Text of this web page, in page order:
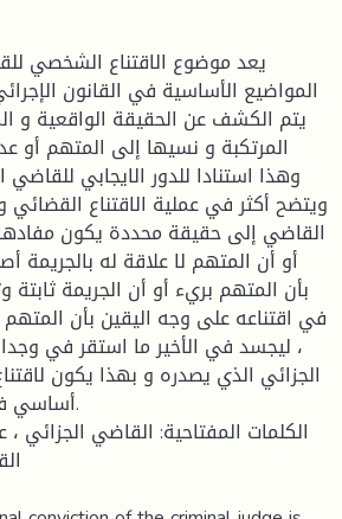
يعد موضوع الاقتناع الشخصي
المواضيع الأساسية في القانون
يتم الكشف عن الحقيقة الواقعية و
المرتكبة و نسيها إلى المتهم أو
وهذا استنادا للدور الايجابي
ويتضح أكثر في عملية الاقتناع
القاضي إلى حقيقة محددة يكون مفادها
أو أن المتهم لا علاقة له بالجريمة
بأن المتهم بريء أو أن الجريمة
في اقتناعه على وجه اليقين بأن
، ليجسد في الأخير ما استقر في
الجزائي الذي يصدره و بهذا يكون
أساسي
الكلمات المفتاحية: القاضي الجزائي ،